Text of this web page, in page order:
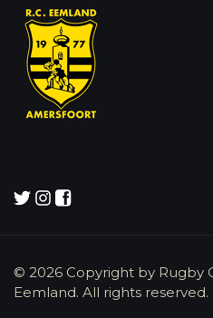
© 2026 Copyright by Rugby
Eemland. All rights reserved.